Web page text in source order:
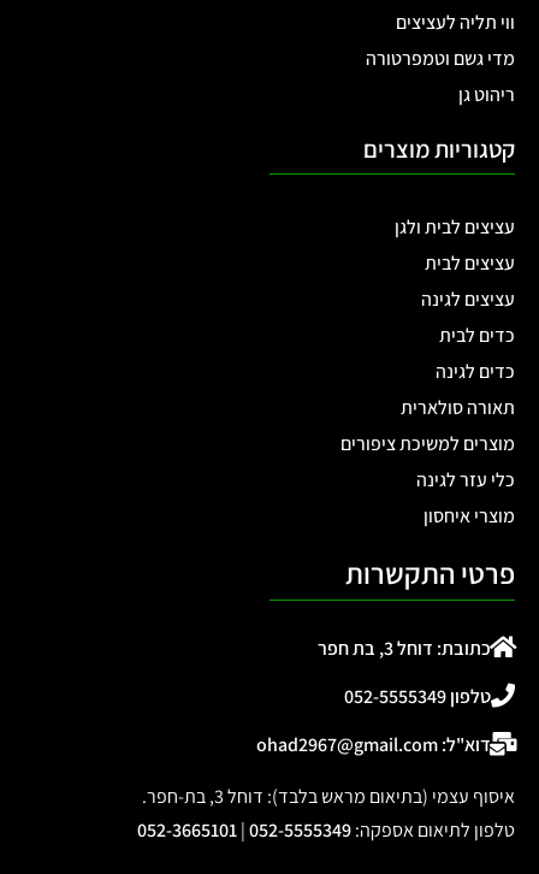
ווי תליה לעציצים
מדי גשם וטמפרטורה
ריהוט גן
קטגוריות מוצרים
עציצים לבית ולגן
עציצים לבית
עציצים לגינה
כדים לבית
כדים לגינה
תאורה סולארית
מוצרים למשיכת ציפורים
כלי עזר לגינה
מוצרי איחסון
פרטי התקשרות
כתובת: דוחל 3, בת חפר
טלפון 052-5555349
דוא"ל: ohad2967@gmail.com
איסוף עצמי (בתיאום מראש בלבד): דוחל 3, בת-חפר.
טלפון לתיאום אספקה:
052-5555349
|
052-3665101